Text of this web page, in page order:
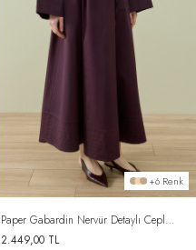
+6 Renk
Paper Gabardin Nervür Detaylı Cepli
Font Etek Mürdüm
2.449,00TL